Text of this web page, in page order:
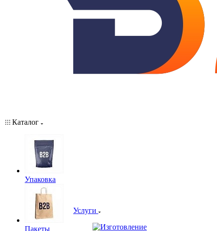
Каталог
Упаковка
Пакеты
Услуги